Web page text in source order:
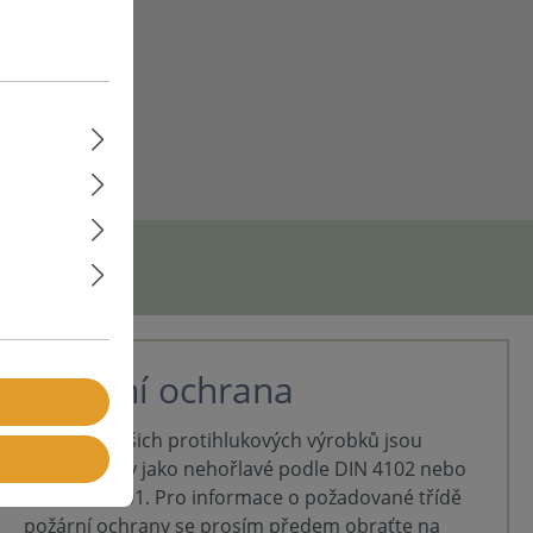
a je
vůči
a
půdu
Požární ochrana
Mnohé z našich protihlukových výrobků jsou
klasifikovány jako nehořlavé podle DIN 4102 nebo
DIN EN 13501. Pro informace o požadované třídě
požární ochrany se prosím předem obraťte na